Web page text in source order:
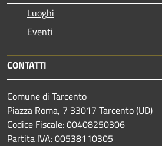
Luoghi
Eventi
CONTATTI
Comune di Tarcento
Piazza Roma, 7 33017 Tarcento (UD)
Codice Fiscale: 00408250306
Partita IVA: 00538110305